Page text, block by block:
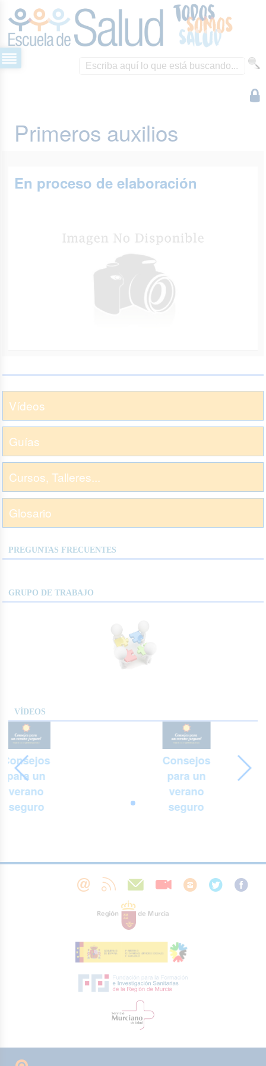
Primeros auxilios
En proceso de elaboración
Vídeos
Guías
Cursos, Talleres...
Glosario
PREGUNTAS FRECUENTES
GRUPO DE TRABAJO
VÍDEOS
Consejos
para un
verano
seguro
Consejos
para un
verano
seguro